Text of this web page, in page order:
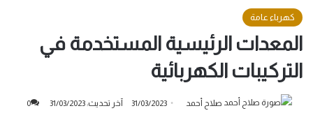
كهرباء عامة
المعدات الرئيسية المستخدمة في
التركيبات الكهربائية
صلاح أحمد 31/03/2023 آخر تحديث: 31/03/2023 0